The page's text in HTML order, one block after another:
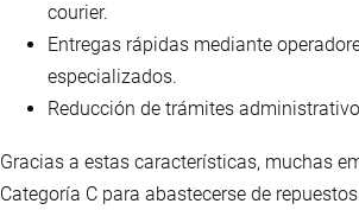
courier.
Entregas rápidas mediante
especializados.
Reducción de trámites
Gracias a estas características, muchas
Categoría C para abastecerse de